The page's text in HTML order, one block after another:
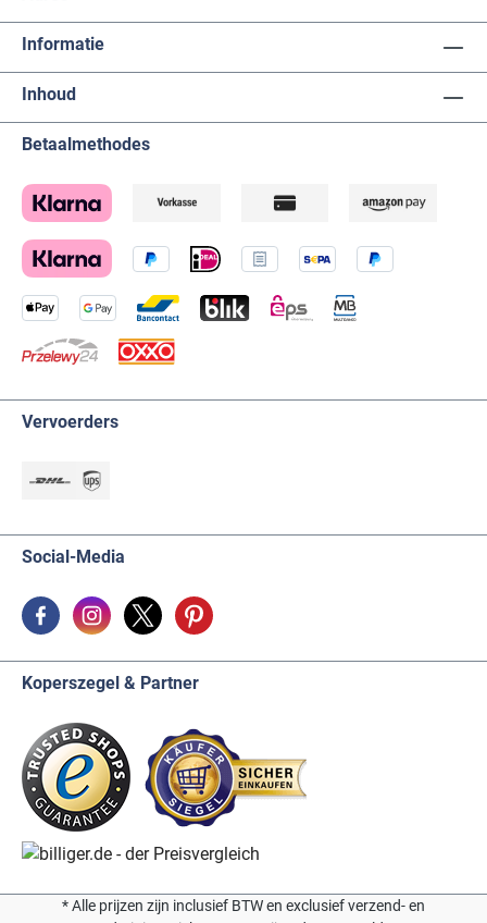
Informatie
Inhoud
Betaalmethodes
Vervoerders
Social-Media
Koperszegel & Partner
* Alle prijzen zijn inclusief BTW en exclusief verzend- en